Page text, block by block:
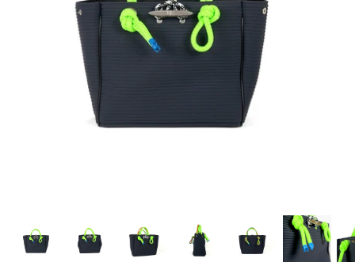
SECCHIELLO 시리즈